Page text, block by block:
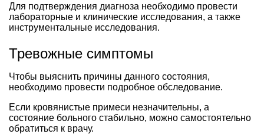
Для подтверждения диагноза необходимо провести
лабораторные и клинические исследования, а также
инструментальные исследования.
Тревожные симптомы
Чтобы выяснить причины данного состояния,
необходимо провести подробное обследование.
Если кровянистые примеси незначительны, а
состояние больного стабильно, можно самостоятельно
обратиться к врачу.